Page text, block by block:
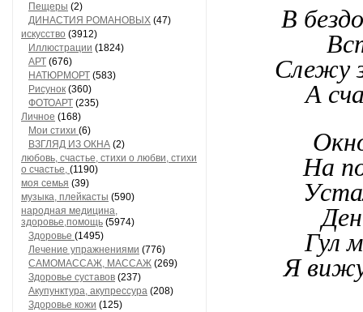
Пещеры (2)
ДИНАСТИЯ РОМАНОВЫХ (47)
искусство (3912)
Иллюстрации (1824)
АРТ (676)
НАТЮРМОРТ (583)
Рисунок (360)
ФОТОАРТ (235)
Личное (168)
Мои стихи (6)
ВЗГЛЯД ИЗ ОКНА (2)
любовь, счастье, стихи о любви, стихи
о счастье, (1190)
моя семья (39)
музыка, плейкасты (590)
народная медицина,
здоровье,помощь (5974)
Здоровье (1495)
Лечение упражнениями (776)
САМОМАССАЖ, МАССАЖ (269)
Здоровье суставов (237)
Акупунктура, акупрессура (208)
Здоровье кожи (125)
В
Слежу
А
На
Гул
Я